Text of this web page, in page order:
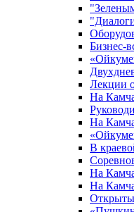
Бизнес-
Лекции
На
На
В
На
На